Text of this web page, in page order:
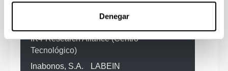
Denegar
Repoblaciones de Navarra, S.A.
IK4-Research Aliance (Centro
Tecnológico)
Inabonos, S.A.
LABEIN